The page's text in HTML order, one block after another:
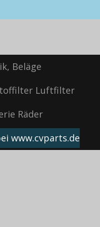
Beläge
Luftfilter
Räder
www.cvparts.de